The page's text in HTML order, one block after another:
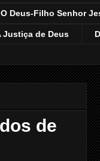
O Deus-Filho Senhor
Justiça de Deus
de